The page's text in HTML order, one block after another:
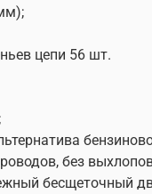
цепи 56 шт.
без
бесщеточный